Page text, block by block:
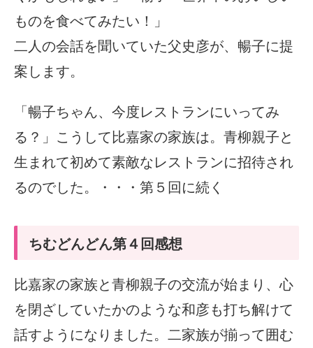
ものを食べてみたい！」
二人の会話を聞いていた父史彦が、暢子に提
案します。
「暢子ちゃん、今度レストランにいってみ
る？」こうして比嘉家の家族は。青柳親子と
生まれて初めて素敵なレストランに招待され
るのでした。・・・第５回に続く
ちむどんどん第４回感想
比嘉家の家族と青柳親子の交流が始まり、心
を閉ざしていたかのような和彦も打ち解けて
話すようになりました。二家族が揃って囲む